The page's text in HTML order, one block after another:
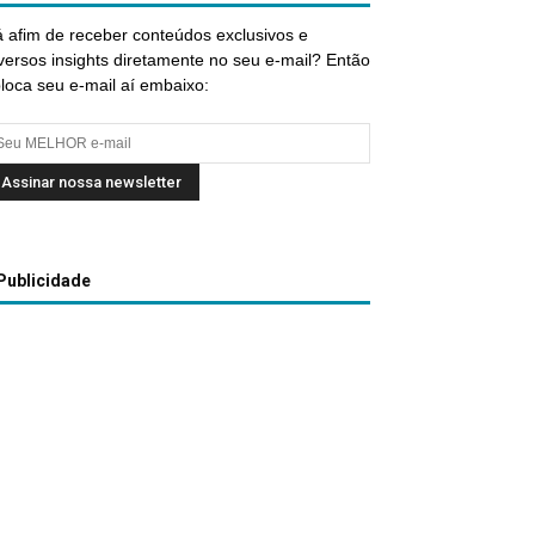
afim de receber conteúdos exclusivos e
insights diretamente no seu e-mail? Então
seu e-mail aí embaixo:
Publicidade